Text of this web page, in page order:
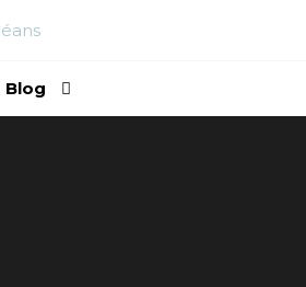
NOS OCÉANS
Blog